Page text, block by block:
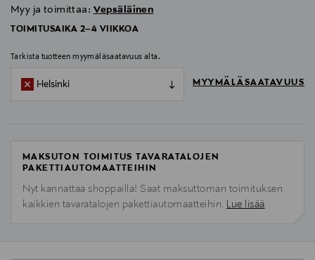
Myy ja toimittaa: Vepsäläinen
TOIMITUSAIKA 2–4 VIIKKOA
Tarkista tuotteen myymäläsaatavuus alta.
Helsinki MYYMÄLÄSAATAVUUS
MAKSUTON TOIMITUS TAVARATALOJEN
PAKETTIAUTOMAATTEIHIN
Nyt kannattaa shoppailla! Saat maksuttoman toimituksen
kaikkien tavaratalojen pakettiautomaatteihin. Lue lisää